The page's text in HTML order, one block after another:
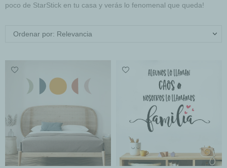
poco de StarStick en tu casa y verás lo fenomenal que queda!
Ordenar por: Relevancia